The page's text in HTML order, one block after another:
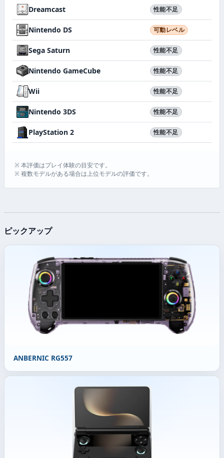
Dreamcast 性能不足
Nintendo DS 可動レベル
Sega Saturn 性能不足
Nintendo GameCube 性能不足
Wii 性能不足
Nintendo 3DS 性能不足
PlayStation 2 性能不足
※ 本評価はプレイ体験の目安です。
※ 複数モデルがある場合は上位モデルの評価です。
ピックアップ
ANBERNIC RG557